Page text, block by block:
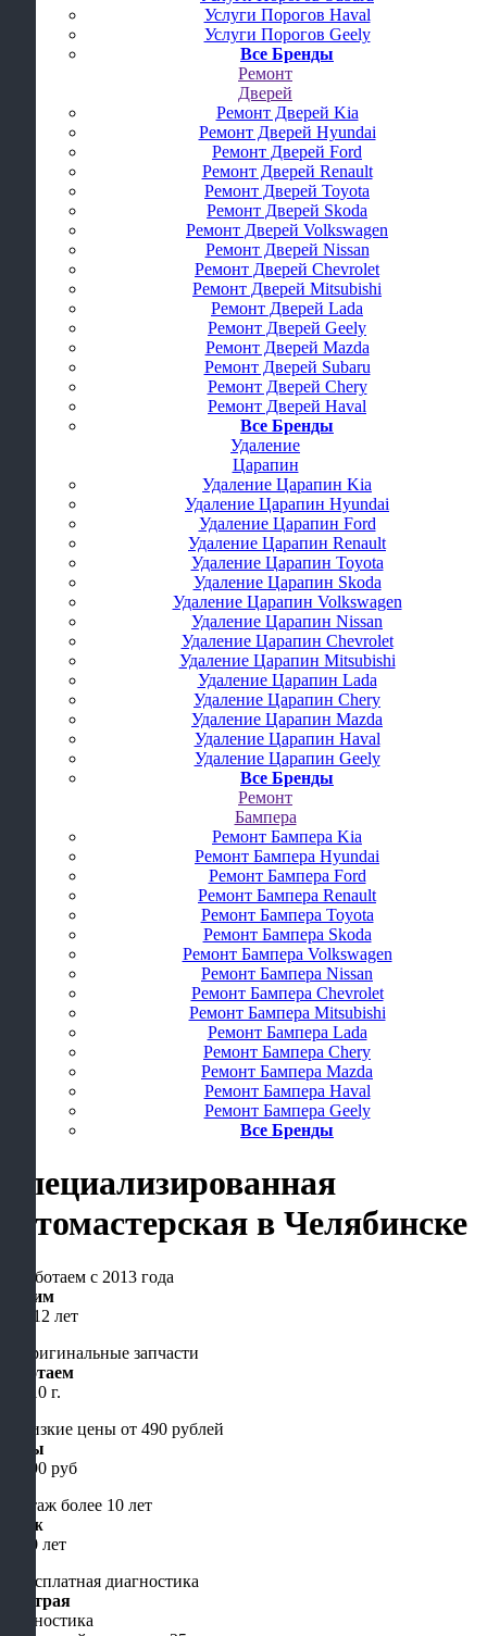
Услуги Порогов Haval
Услуги Порогов Geely
Все Бренды
Ремонт
Дверей
Ремонт Дверей Kia
Ремонт Дверей Hyundai
Ремонт Дверей Ford
Ремонт Дверей Renault
Ремонт Дверей Toyota
Ремонт Дверей Skoda
Ремонт Дверей Volkswagen
Ремонт Дверей Nissan
Ремонт Дверей Chevrolet
Ремонт Дверей Mitsubishi
Ремонт Дверей Lada
Ремонт Дверей Geely
Ремонт Дверей Mazda
Ремонт Дверей Subaru
Ремонт Дверей Chery
Ремонт Дверей Haval
Все Бренды
Удаление
Царапин
Удаление Царапин Kia
Удаление Царапин Hyundai
Удаление Царапин Ford
Удаление Царапин Renault
Удаление Царапин Toyota
Удаление Царапин Skoda
Удаление Царапин Volkswagen
Удаление Царапин Nissan
Удаление Царапин Chevrolet
Удаление Царапин Mitsubishi
Удаление Царапин Lada
Удаление Царапин Chery
Удаление Царапин Mazda
Удаление Царапин Haval
Удаление Царапин Geely
Все Бренды
Ремонт
Бампера
Ремонт Бампера Kia
Ремонт Бампера Hyundai
Ремонт Бампера Ford
Ремонт Бампера Renault
Ремонт Бампера Toyota
Ремонт Бампера Skoda
Ремонт Бампера Volkswagen
Ремонт Бампера Nissan
Ремонт Бампера Chevrolet
Ремонт Бампера Mitsubishi
Ремонт Бампера Lada
Ремонт Бампера Chery
Ремонт Бампера Mazda
Ремонт Бампера Haval
Ремонт Бампера Geely
Все Бренды
Специализированная
автомастерская в Челябинске
Чиним
уже 12 лет
Работаем
с 2010 г.
Цены
от 490 руб
Стаж
от 10 лет
Быстрая
диагностика